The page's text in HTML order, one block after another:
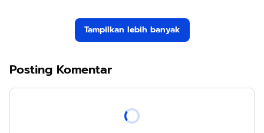
Tampilkan lebih banyak
Posting Komentar